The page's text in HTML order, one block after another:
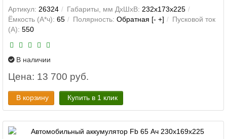
Артикул: 26324 Габариты, мм ДхШхВ: 232x173x225
Ёмкость (А*ч): 65 Полярность: Обратная [- +]
Пусковой ток
(А): 550
В наличии
Цена: 13 700 руб.
В корзину Купить в 1 клик